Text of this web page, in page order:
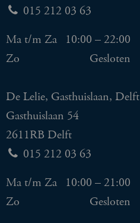
015 212 03 63
Ma t/m Za
10:00 – 22:00
Zo
Gesloten
De Lelie, Gasthuislaan, Delft
Gasthuislaan 54
2611RB Delft
015 212 03 63
Ma t/m Za
10:00 – 21:00
Zo
Gesloten